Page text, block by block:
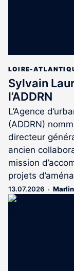
LOIRE-
Sylvain
l’ADDRN
L’Agence
(ADDRN)
directeur
ancien
mission
projets
13.07.2026